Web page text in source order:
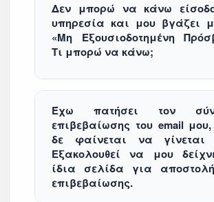
Δεν μπορώ να κάνω
υπηρεσία και μου βγάζει
«Μη Εξουσιοδοτημένη
Τι μπορώ να κάνω;
Έχω πατήσει τον
επιβεβαίωσης του email
δε φαίνεται να γίνεται
Εξακολουθεί να μου
ίδια σελίδα για
επιβεβαίωσης.